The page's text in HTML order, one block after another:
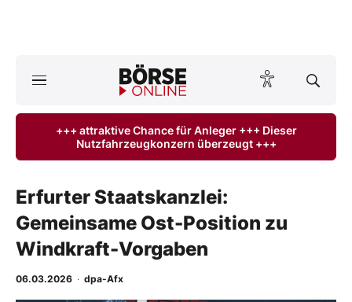
Anlageprodukte
Finanz-Check
Abo & Shop
+++ attraktive Chance für Anleger +++ Dieser
Nutzfahrzeugkonzern überzeugt +++
Erfurter Staatskanzlei:
Gemeinsame Ost-Position zu
Windkraft-Vorgaben
06.03.2026 · dpa-Afx